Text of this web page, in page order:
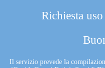
Richiesta
Il servizio prevede la